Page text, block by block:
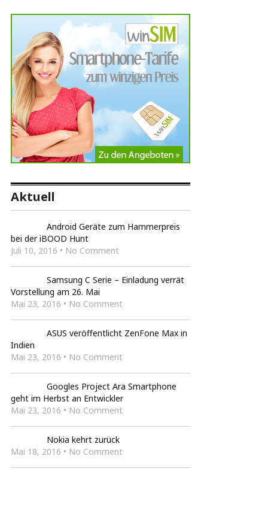
Aktuell
Android Geräte zum Hammerpreis
bei der iBOOD Hunt
Juli 10, 2016 • No Comment
Samsung C Serie – Einladung verrät
Vorstellung am 26. Mai
Mai 23, 2016 • No Comment
ASUS veröffentlicht ZenFone Max in
Indien
Mai 23, 2016 • No Comment
Googles Project Ara Smartphone
geht im Herbst an Entwickler
Mai 23, 2016 • No Comment
Nokia kehrt zurück
Mai 18, 2016 • No Comment